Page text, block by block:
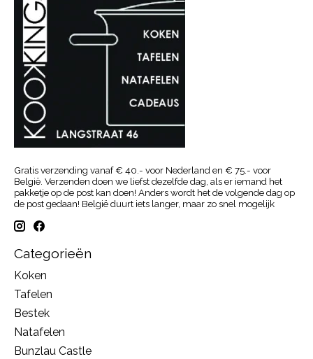
Gratis verzending vanaf € 40.- voor Nederland en € 75.- voor
België. Verzenden doen we liefst dezelfde dag, als er iemand het
pakketje op de post kan doen! Anders wordt het de volgende dag op
de post gedaan! België duurt iets langer, maar zo snel mogelijk
Categorieën
Koken
Tafelen
Bestek
Natafelen
Bunzlau Castle